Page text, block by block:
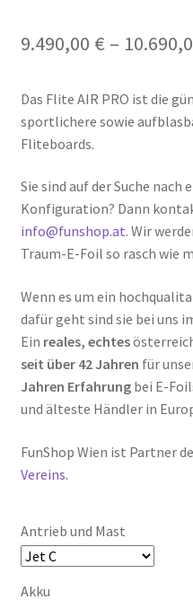
9.490,00 € –
Das Flite AIR PRO ist die
sportlichere sowie
Fliteboards.
Sie sind auf der Suche
Konfiguration? Dann
info@funshop.at. Wir
Traum-E-Foil so rasch wie
Wenn es um ein
dafür geht sind sie bei uns
Ein reales, echtes
seit über 42 Jahren für
Jahren Erfahrungbei E-
und älteste Händler in
FunShop Wien ist Partner
Vereins.
Antrieb und Mast
Akku